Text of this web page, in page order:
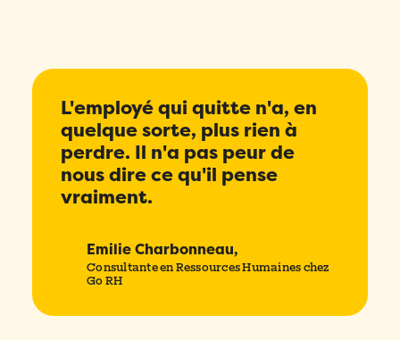
L'employé qui quitte n'a, en
quelque sorte, plus rien à
perdre. Il n'a pas peur de
nous dire ce qu'il pense
vraiment.
Emilie Charbonneau,
Consultante en Ressources Humaines chez
Go RH